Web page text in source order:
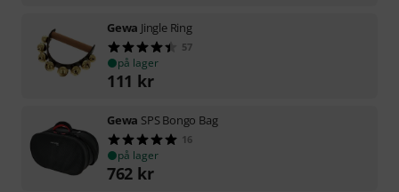
Gewa Jingle Ring
57
på lager
111 kr
Gewa SPS Bongo Bag
16
på lager
762 kr